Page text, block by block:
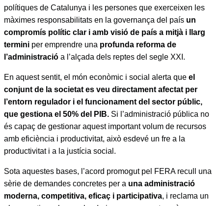
polítiques de Catalunya i les persones que exerceixen les
màximes responsabilitats en la governança del país un
compromís polític clar i amb visió de país a mitjà i llarg
termini per emprendre una profunda reforma de
l’administració a l’alçada dels reptes del segle XXI.
En aquest sentit, el món econòmic i social alerta que el
conjunt de la societat es veu directament afectat per
l’entorn regulador i el funcionament del sector públic,
que gestiona el 50% del PIB. Si l’administració pública no
és capaç de gestionar aquest important volum de recursos
amb eficiència i productivitat, això esdevé un fre a la
productivitat i a la justícia social.
Sota aquestes bases, l’acord promogut pel FERA recull una
sèrie de demandes concretes per a una administració
moderna, competitiva, eficaç i participativa, i reclama un